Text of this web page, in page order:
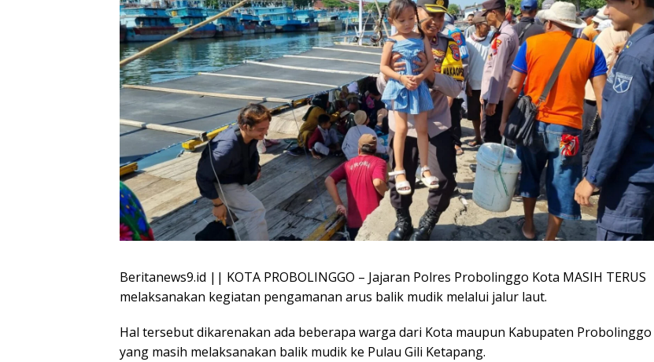
Beritanews9.id || KOTA PROBOLINGGO – Jajaran Polres Probolinggo Kota MASIH TERUS
melaksanakan kegiatan pengamanan arus balik mudik melalui jalur laut.
Hal tersebut dikarenakan ada beberapa warga dari Kota maupun Kabupaten Probolinggo
yang masih melaksanakan balik mudik ke Pulau Gili Ketapang.